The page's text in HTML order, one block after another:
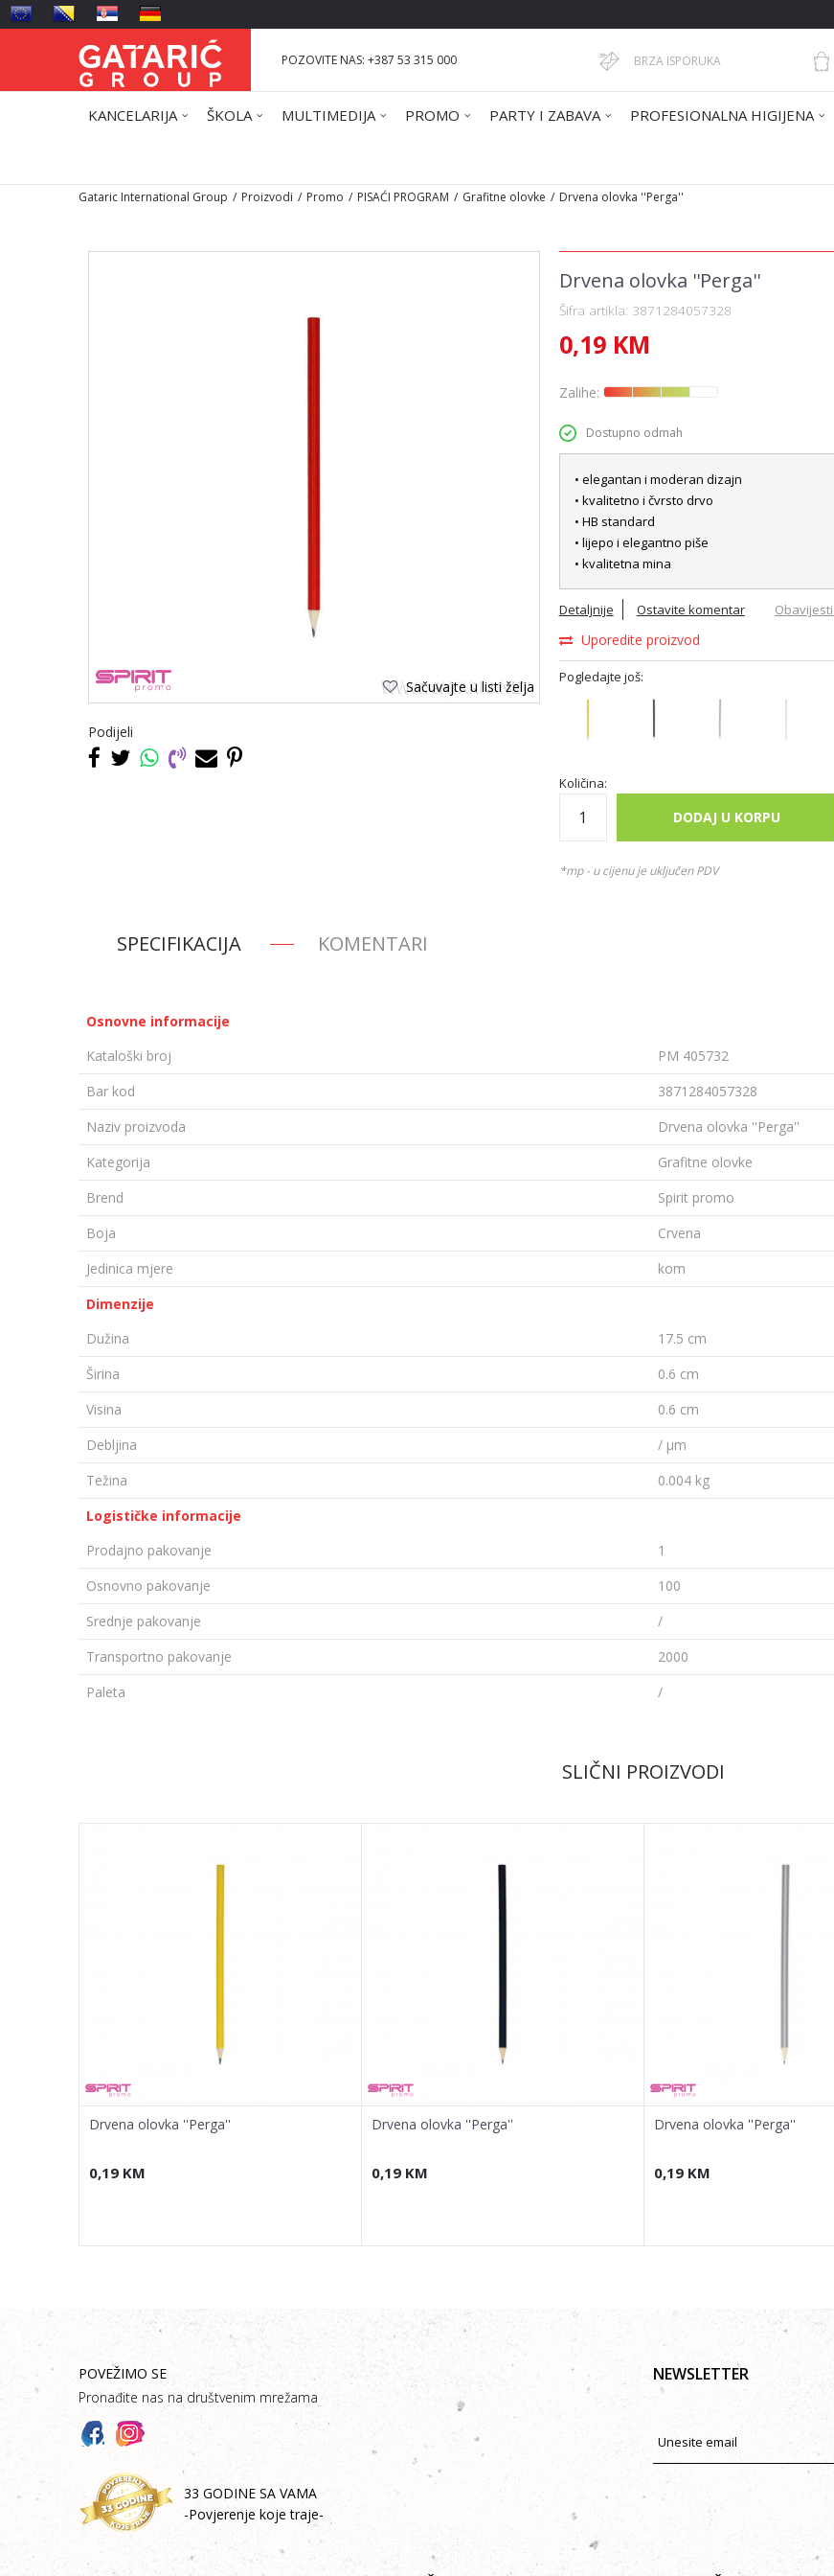
POZOVITE NAS: +387 53 315 000 BRZA ISPORUKA
KANCELARIJA ŠKOLA MULTIMEDIJA PROMO PARTY I ZABAVA PROFESIONALNA HIGIJENA
Gataric International Group Proizvodi Promo PISAĆI PROGRAM Grafitne olovke Drvena olovka ''Perga''
Sačuvajte u listi želja
Podijeli
Drvena olovka ''Perga''
Šifra artikla: 3871284057328
0,19 KM
Zalihe:
Dostupno odmah
• elegantan i moderan dizajn
• kvalitetno i čvrsto drvo
• HB standard
• lijepo i elegantno piše
• kvalitetna mina
Detaljnije Ostavite komentar
Uporedite proizvod
Pogledajte još:
Količina:
DODAJ U KORPU
*mp - u cijenu je uključen PDV
SPECIFIKACIJA KOMENTARI
Osnovne informacije
Kataloški broj
PM 405732
Bar kod
3871284057328
Naziv proizvoda
Drvena olovka ''Perga''
Kategorija
Grafitne olovke
Brend
Spirit promo
Boja
Crvena
Jedinica mjere
kom
Dimenzije
Dužina
17.5 cm
Širina
0.6 cm
Visina
0.6 cm
Debljina
/ µm
Težina
0.004 kg
Logističke informacije
Prodajno pakovanje
1
Osnovno pakovanje
100
Srednje pakovanje
/
Transportno pakovanje
2000
Paleta
/
SLIČNI PROIZVODI
Drvena olovka ''Perga''
0,19 KM
Drvena olovka ''Perga''
0,19 KM
Drvena olovka ''Perga''
0,19 KM
POVEŽIMO SE
Pronađite nas na društvenim mrežama
33 GODINE SA VAMA
-Povjerenje koje traje-
NEWSLETTER